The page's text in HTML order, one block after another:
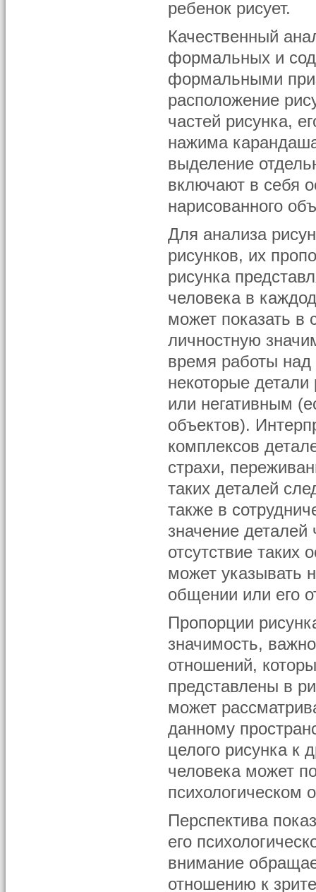
ребенок рисует.
Качественный
формальных и
формальными
расположение
частей рисунка,
нажима
выделение
включают в себя
нарисованного
Для анализа
рисунков, их
рисунка
человека в
может показать в
личностную
время работы над
некоторые
или негативным
объектов).
комплексов
страхи,
таких деталей
также в
значение
отсутствие таких
может указывать
общении или его
Пропорции
значимость,
отношений,
представлены в
может
данному
целого рисунка к
человека может
психологическом
Перспектива
его
внимание
отношению к